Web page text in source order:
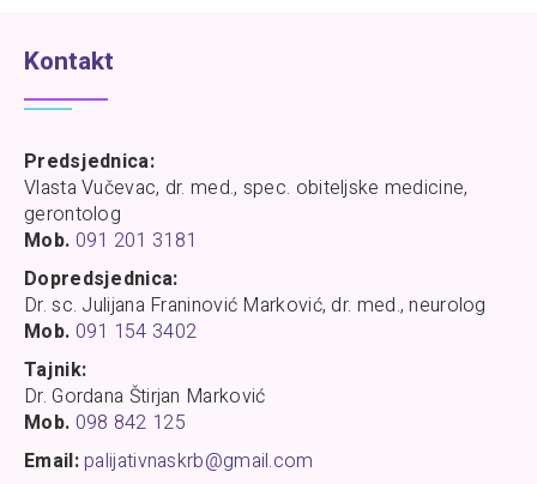
Kontakt
Predsjednica:
Vlasta Vučevac, dr. med., spec. obiteljske medicine,
gerontolog
Mob. 091 201 3181
Dopredsjednica:
Dr. sc. Julijana Franinović Marković, dr. med., neurolog
Mob. 091 154 3402
Tajnik:
Dr. Gordana Štirjan Marković
Mob. 098 842 125
Email:palijativnaskrb@gmail.com